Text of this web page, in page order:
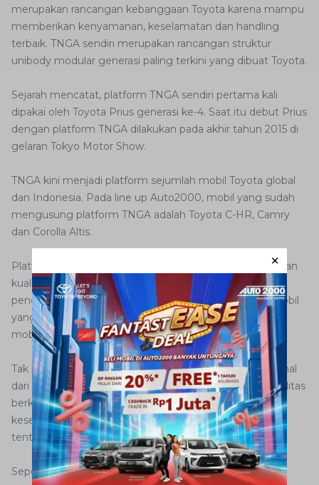
merupakan rancangan kebanggaan Toyota karena mampu
memberikan kenyamanan, keselamatan dan handling
terbaik. TNGA sendiri merupakan rancangan struktur
unibody modular generasi paling terkini yang dibuat Toyota.
Sejarah mencatat, platform TNGA sendiri pertama kali
dipakai oleh Toyota Prius generasi ke-4. Saat itu debut Prius
dengan platform TNGA dilakukan pada akhir tahun 2015 di
gelaran Tokyo Motor Show.
TNGA kini menjadi platform sejumlah mobil Toyota global
dan Indonesia. Pada line up Auto2000, mobil yang sudah
mengusung platform TNGA adalah Toyota C-HR, Camry
dan Corolla Altis.
Platform generasi baru ini dirancang untuk menghadirkan
kualitas mengemudi yang bisa memuaskan semua
pengemudi. Momen akselerasi pertama dan respon mobil
yang menciptakan fun to drive mampu diberikan oleh
mobil-mobil Toyota yang sudah menganut TNGA.
Tak berlebihan jika kita menyimpulkan setidaknya lima hal
dari keunggulan yang diberi TNGA. Pertama adalah kualitas
berkendara, kedua adalah kenyamanan, ketiga adalah
keselamatan, keempat adalah kemudahan dan kelima
tentu adalah kebanggaan.
Seperti yang kita ketahui, platform TNGA bisa menjadi